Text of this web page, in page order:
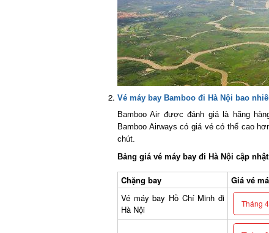
Vé máy bay Bamboo đi Hà Nộibao
Bamboo Air được đánh giá là hãng
Bamboo Airways có giá vé có thể cao
chút.
Bảng giá vé máy bay đi Hà Nội cập nhật
Chặng bay
Giá vé
Vé máy bay Hồ Chí Minh đi
Hà Nội
Tháng